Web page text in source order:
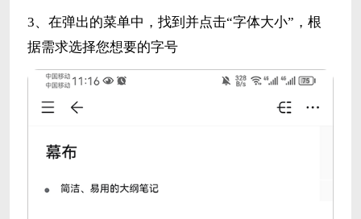
3、在弹出的菜单中，找到并点击“字体大小”，根
据需求选择您想要的字号